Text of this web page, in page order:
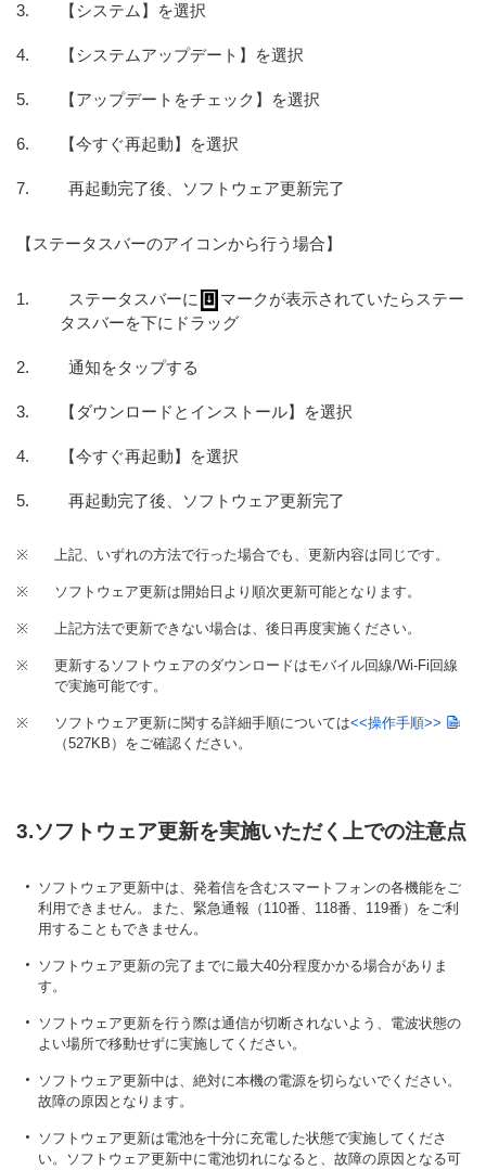
【システム】を選択
【システムアップデート】を選択
【アップデートをチェック】を選択
【今すぐ再起動】を選択
再起動完了後、ソフトウェア更新完了
【ステータスバーのアイコンから行う場合】
ステータスバーに
マークが表示されていたらステー
タスバーを下にドラッグ
通知をタップする
【ダウンロードとインストール】を選択
【今すぐ再起動】を選択
再起動完了後、ソフトウェア更新完了
※ 上記、いずれの方法で行った場合でも、更新内容は同じです。
※ ソフトウェア更新は開始日より順次更新可能となります。
※ 上記方法で更新できない場合は、後日再度実施ください。
※
更新するソフトウェアのダウンロードはモバイル回線/Wi-Fi回線
で実施可能です。
※ ソフトウェア更新に関する詳細手順については<<操作手順>>
（527KB） をご確認ください。
3.ソフトウェア更新を実施いただく上での注意点
ソフトウェア更新中は、発着信を含むスマートフォンの各機能をご
利用できません。また、緊急通報（110番、118番、119番）をご利
用することもできません。
ソフトウェア更新の完了までに最大40分程度かかる場合がありま
す。
ソフトウェア更新を行う際は通信が切断されないよう、電波状態の
よい場所で移動せずに実施してください。
ソフトウェア更新中は、絶対に本機の電源を切らないでください。
故障の原因となります。
ソフトウェア更新は電池を十分に充電した状態で実施してくださ
い。ソフトウェア更新中に電池切れになると、故障の原因となる可